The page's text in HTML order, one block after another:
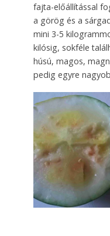
fajta-előállítással
a görög és a
mini 3-5
kilósig, sokféle
húsú, magos,
pedig egyre